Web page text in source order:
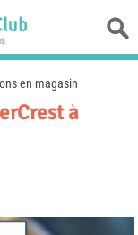
en magasin
à